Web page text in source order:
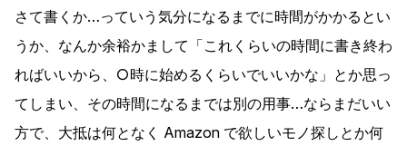
さて書くか…っていう気分になるまでに時間がかかるとい
うか、なんか余裕かまして「これくらいの時間に書き終わ
ればいいから、○時に始めるくらいでいいかな」とか思っ
てしまい、その時間になるまでは別の用事…ならまだいい
方で、大抵は何となく Amazon で欲しいモノ探しとか何